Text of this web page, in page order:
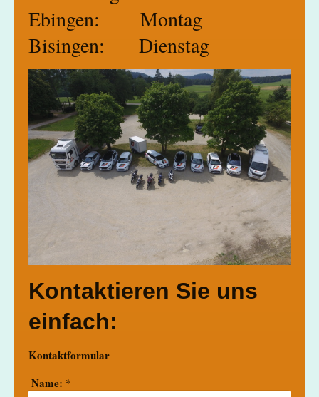
Ebingen: Montag
Bisingen: Dienstag
Kontaktieren Sie uns
einfach:
Kontaktformular
Name: *